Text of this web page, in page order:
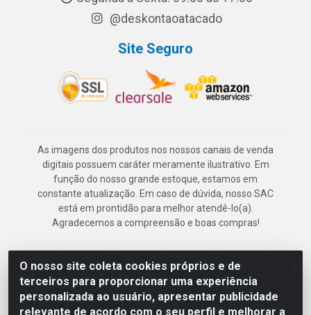
O nosso site coleta cookies próprios e de
terceiros para proporcionar uma experiência
personalizada ao usuário, apresentar publicidade
relevante de acordo com o seu perfil e melhorar a
@deskontaoatacado
Site Seguro
As imagens dos produtos nos nossos canais de venda
digitais possuem caráter meramente ilustrativo. Em
função do nosso grande estoque, estamos em
constante atualização. Em caso de dúvida, nosso SAC
está em prontidão para melhor atendê-lo(a).
Agradecemos a compreensão e boas compras!
Deskontão Atacado - Av. Marechal Mascarenhas de Morais, 2471 -
Imbiribeira - Recife/PE - CEP 51.150-001 - CNPJ 24.150.377/0003-
57